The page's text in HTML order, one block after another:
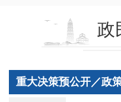
政
重大决策预公开／政